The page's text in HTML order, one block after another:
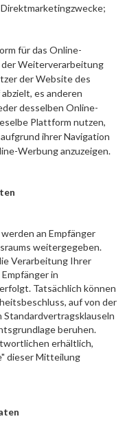
für das Online-
Weiterverarbeitung
der Website des
es anderen
desselben Online-
Plattform nutzen,
ihrer Navigation
Werbung anzuzeigen.
an Empfänger
weitergegeben.
Verarbeitung Ihrer
in
Tatsächlich können
auf von der
Standardvertragsklauseln
beruhen.
erhältlich,
dieser Mitteilung